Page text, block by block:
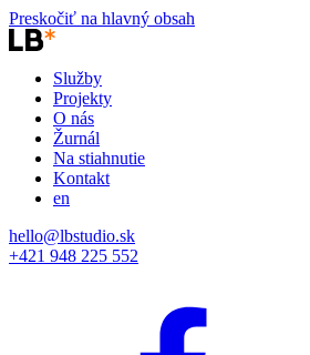
Preskočiť na hlavný obsah
Služby
Projekty
O nás
Žurnál
Na stiahnutie
Kontakt
en
hello@lbstudio.sk
+421 948 225 552